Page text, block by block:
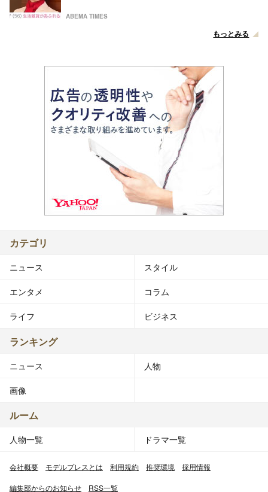
ABEMA TIMES
もっとみる
カテゴリ
ニュース スタイル
エンタメ コラム
ライフ ビジネス
ランキング
ニュース 人物
画像
ルーム
人物一覧 ドラマ一覧
会社概要 モデルプレスとは 利用規約 推奨環境 採用情報
編集部からのお知らせ RSS一覧